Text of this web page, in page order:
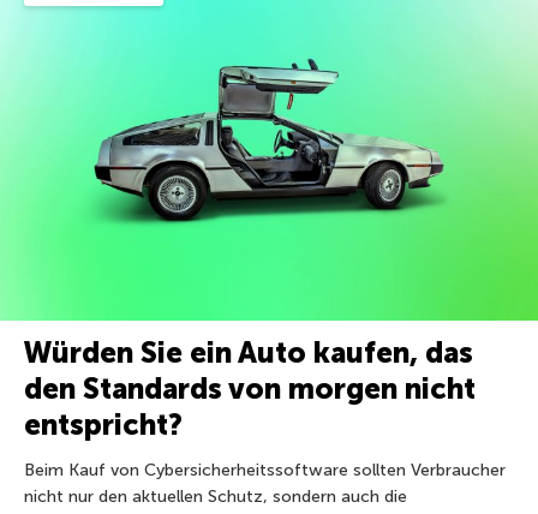
Würden Sie ein Auto kaufen, das
den Standards von morgen nicht
entspricht?
Beim Kauf von Cybersicherheitssoftware sollten Verbraucher
nicht nur den aktuellen Schutz, sondern auch die